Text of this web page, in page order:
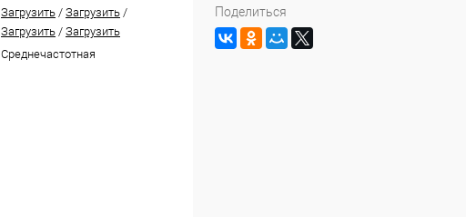
Загрузить / Загрузить /
Загрузить / Загрузить
Среднечастотная
Поделиться